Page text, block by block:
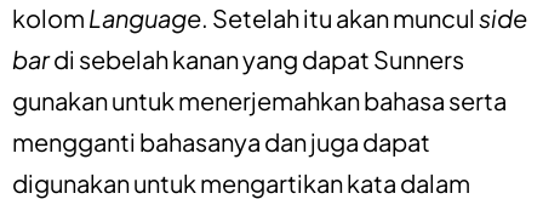
kolom Language. Setelah itu akan muncul side
bardi sebelah kanan yang dapat Sunners
gunakan untuk menerjemahkan bahasa serta
mengganti bahasanya dan juga dapat
digunakan untuk mengartikan kata dalam